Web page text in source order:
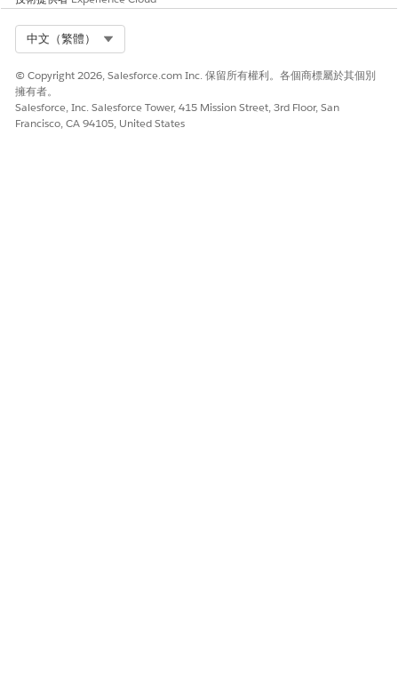
中文（繁體）
© Copyright 2026, Salesforce.com Inc. 保留所有權利。各個商標屬於其個別
擁有者。
Salesforce, Inc. Salesforce Tower, 415 Mission Street, 3rd Floor, San
Francisco, CA 94105, United States